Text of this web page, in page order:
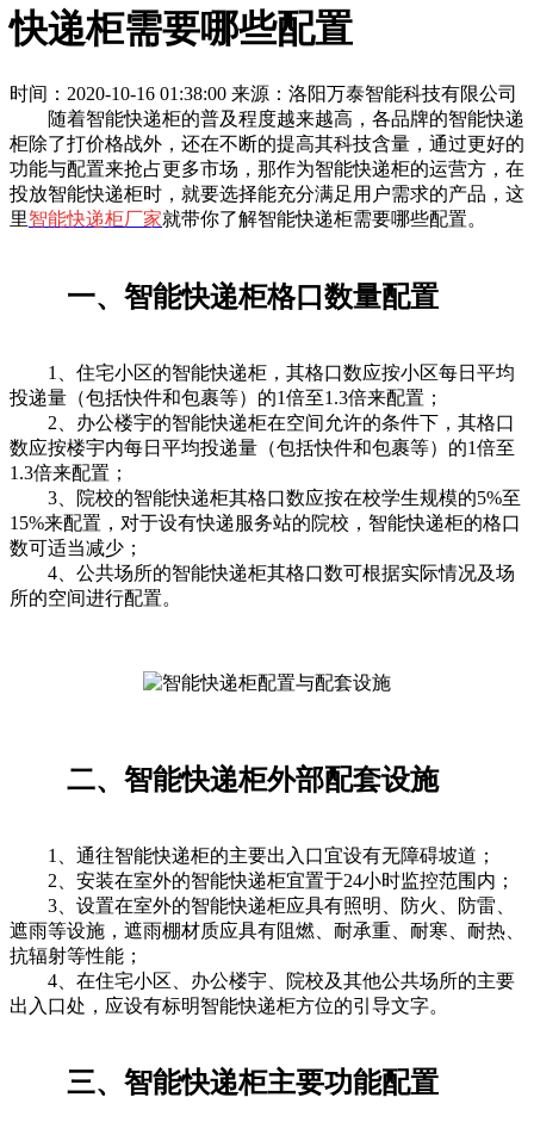
快递柜需要哪些配置
时间：2020-10-16 01:38:00 来源：洛阳万泰智能科技有限公司
随着智能快递柜的普及程度越来越高，各品牌的智能快递
柜除了打价格战外，还在不断的提高其科技含量，通过更好的
功能与配置来抢占更多市场，那作为智能快递柜的运营方，在
投放智能快递柜时，就要选择能充分满足用户需求的产品，这
里智能快递柜厂家就带你了解智能快递柜需要哪些配置。
一、智能快递柜格口数量配置
1、住宅小区的智能快递柜，其格口数应按小区每日平均
投递量（包括快件和包裹等）的1倍至1.3倍来配置；
2、办公楼宇的智能快递柜在空间允许的条件下，其格口
数应按楼宇内每日平均投递量（包括快件和包裹等）的1倍至
1.3倍来配置；
3、院校的智能快递柜其格口数应按在校学生规模的5%至
15%来配置，对于设有快递服务站的院校，智能快递柜的格口
数可适当减少；
4、公共场所的智能快递柜其格口数可根据实际情况及场
所的空间进行配置。
二、智能快递柜外部配套设施
1、通往智能快递柜的主要出入口宜设有无障碍坡道；
2、安装在室外的智能快递柜宜置于24小时监控范围内；
3、设置在室外的智能快递柜应具有照明、防火、防雷、
遮雨等设施，遮雨棚材质应具有阻燃、耐承重、耐寒、耐热、
抗辐射等性能；
4、在住宅小区、办公楼宇、院校及其他公共场所的主要
出入口处，应设有标明智能快递柜方位的引导文字。
三、智能快递柜主要功能配置